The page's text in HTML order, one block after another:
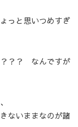
っと思いつめすぎ
？？ なんですが
ないままなのが諸